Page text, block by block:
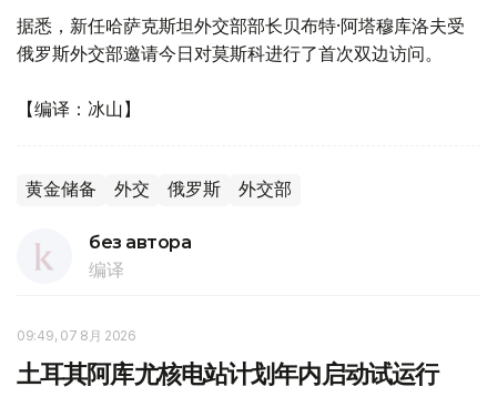
据悉，新任哈萨克斯坦外交部部长贝布特·阿塔穆库洛夫受
俄罗斯外交部邀请今日对莫斯科进行了首次双边访问。
【编译：冰山】
黄金储备 外交 俄罗斯 外交部
без автора
编译
09:49, 07 8月 2026
土耳其阿库尤核电站计划年内启动试运行